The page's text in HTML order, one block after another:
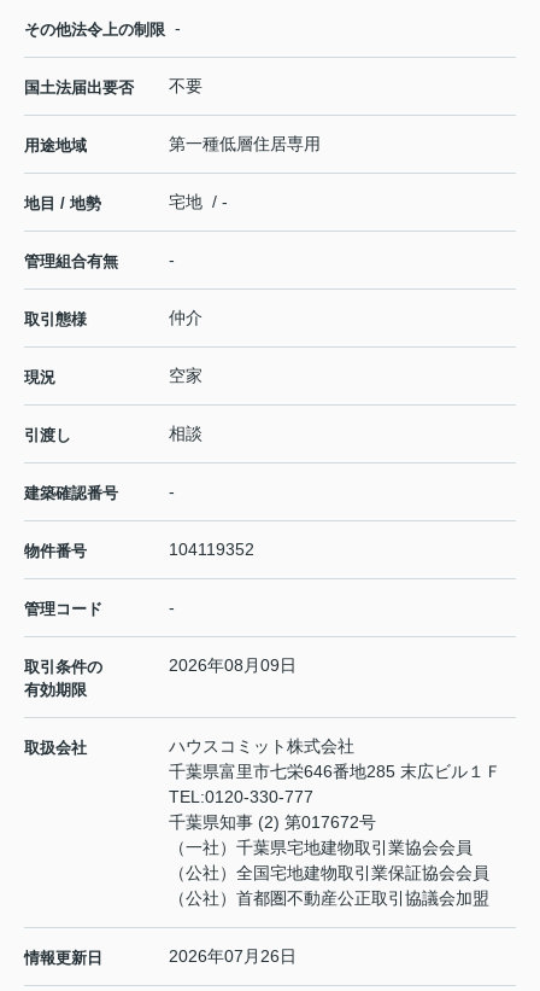
その他法令上の制限 -
国土法届出要否 不要
用途地域 第一種低層住居専用
地目 / 地勢 宅地 / -
管理組合有無 -
取引態様 仲介
現況 空家
引渡し 相談
建築確認番号 -
物件番号 104119352
管理コード -
取引条件の
有効期限
2026年08月09日
取扱会社
ハウスコミット株式会社
千葉県富里市七栄646番地285 末広ビル１Ｆ
TEL:0120-330-777
千葉県知事 (2) 第017672号
（一社）千葉県宅地建物取引業協会会員
（公社）全国宅地建物取引業保証協会会員
（公社）首都圏不動産公正取引協議会加盟
情報更新日 2026年07月26日